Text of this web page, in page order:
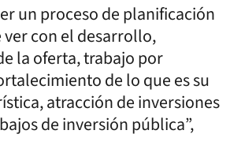
un proceso de planificación
con el desarrollo,
la oferta, trabajo por
de lo que es su
atracción de inversiones
de inversión pública”,